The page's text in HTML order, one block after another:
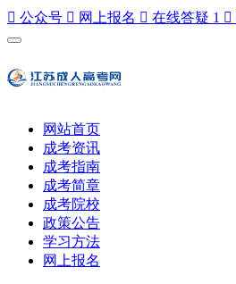
 公众号  网上报名  在线答疑 1 
网站首页
成考资讯
成考指南
成考简章
成考院校
政策公告
学习方法
网上报名